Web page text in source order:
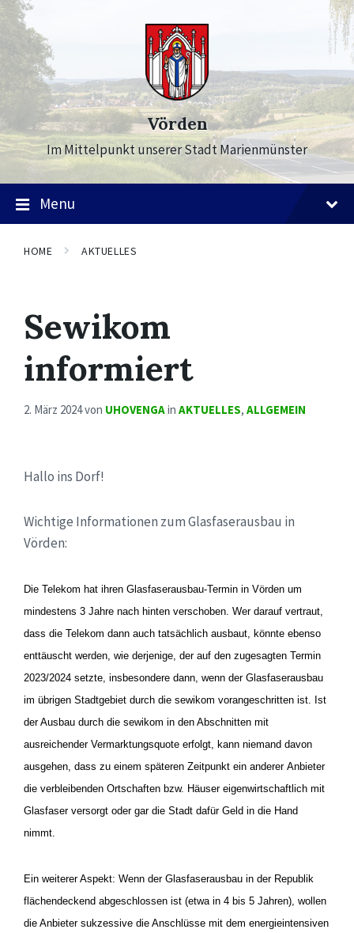
Skip
to
content
Skip
to
main
navigation
Skip
to
footer
Vörden
Im Mittelpunkt unserer Stadt Marienmünster
Menu
HOME AKTUELLES
Sewikom
informiert
2. März 2024von UHOVENGAin AKTUELLES, ALLGEMEIN
Hallo ins Dorf!
Wichtige Informationen zum Glasfaserausbau in
Vörden:
Die Telekom hat ihren Glasfaserausbau-Termin in Vörden um
mindestens 3 Jahre nach hinten verschoben. Wer darauf vertraut,
dass die Telekom dann auch tatsächlich ausbaut, könnte ebenso
enttäuscht werden, wie derjenige, der auf den zugesagten Termin
2023/2024 setzte, insbesondere dann, wenn der Glasfaserausbau
im übrigen Stadtgebiet durch die sewikom vorangeschritten ist. Ist
der Ausbau durch die sewikom in den Abschnitten mit
ausreichender Vermarktungsquote erfolgt, kann niemand davon
ausgehen, dass zu einem späteren Zeitpunkt ein anderer Anbieter
die verbleibenden Ortschaften bzw. Häuser eigenwirtschaftlich mit
Glasfaser versorgt oder gar die Stadt dafür Geld in die Hand
nimmt.
Ein weiterer Aspekt: Wenn der Glasfaserausbau in der Republik
flächendeckend abgeschlossen ist (etwa in 4 bis 5 Jahren), wollen
die Anbieter sukzessive die Anschlüsse mit dem energieintensiven